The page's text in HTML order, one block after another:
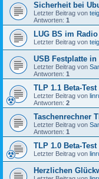
Sicherheit bei
Letzter Beitrag von
Antworten: 1
LUG BS im Radio
Letzter Beitrag von
USB Festplatte
Letzter Beitrag von
Antworten: 1
TLP 1.1 Beta-Test
Letzter Beitrag von
Antworten: 2
Taschenrechner
Letzter Beitrag von
Antworten: 1
TLP 1.0 Beta-Test
Letzter Beitrag von
Herzlichen